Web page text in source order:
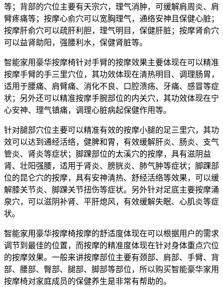
等；背部的穴位主要有天宗穴，理气消肿，可缓解肩周炎、肩
臂疼痛等；按摩心俞穴可以宽胸理气，通络安神且保健心脏；
按摩肝俞穴可以疏肝利胆，理气明目，保健肝脏；按摩肾俞穴
可以益肾助阳，强腰利水，保健肾脏等。
智能家用豪华按摩椅针对手臂的按摩效果主要体现在可以精准
按摩手臂的手三里穴位，其功效体现在清热明目、调理肠胃，
适用于腰痛、肩臂痛、消化不良、口腔溃疡、牙痛、感冒等症
状；另外还可以精准按摩手腕部位的内关穴，其功效体现在宁
心安神、理气镇痛，调理心脏病起保健作用等。
针对腿部穴位主要可以精准有效的按摩小腿的足三里穴，其功
效可以达到通经活络，健脾和胃，有效缓解肝炎、肠炎、支气
管炎、肾炎等症状；脚踝部位的太溪穴的按摩，具有滋阴益
肾、壮阳强腰，适用于肾炎、膀胱炎、肺气肿等症状；脚踝部
位的昆仑穴的按摩，具有安神清热、舒经活络等效果，可以缓
解膝关节炎、脚踝关节扭伤等症状。另外针对足底主要按摩涌
泉穴，可以滋阴补肾、平肝熄风，有效缓解失眠、心肌炎等症
状。
智能家用豪华按摩椅按摩的舒适度体现在可以根据用户的需求
调节到最佳的位置，而按摩的精准度体现在针对身体重点穴位
的按摩效果。一般来讲按摩部位主要有颈部、肩部、手臂、背
部、腰部、臀部、腿部、脚部等部位，所以购买智能豪华家用
按摩椅对家庭成员的保健养生是非常有帮助的。